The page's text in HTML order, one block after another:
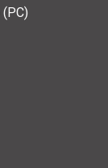
(PC)